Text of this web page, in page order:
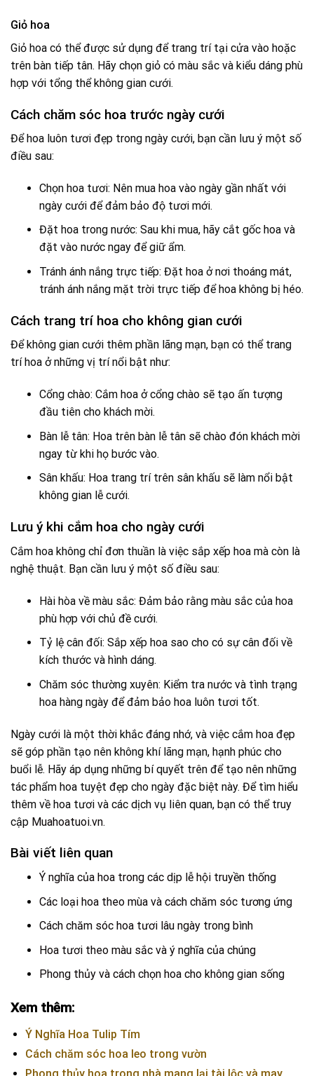
Giỏ hoa
Giỏ hoa có thể được sử dụng để trang trí tại cửa vào hoặc
trên bàn tiếp tân. Hãy chọn giỏ có màu sắc và kiểu dáng phù
hợp với tổng thể không gian cưới.
Cách chăm sóc hoa trước ngày cưới
Để hoa luôn tươi đẹp trong ngày cưới, bạn cần lưu ý một số
điều sau:
Chọn hoa tươi: Nên mua hoa vào ngày gần nhất với
ngày cưới để đảm bảo độ tươi mới.
Đặt hoa trong nước: Sau khi mua, hãy cắt gốc hoa và
đặt vào nước ngay để giữ ẩm.
Tránh ánh nắng trực tiếp: Đặt hoa ở nơi thoáng mát,
tránh ánh nắng mặt trời trực tiếp để hoa không bị héo.
Cách trang trí hoa cho không gian cưới
Để không gian cưới thêm phần lãng mạn, bạn có thể trang
trí hoa ở những vị trí nổi bật như:
Cổng chào: Cắm hoa ở cổng chào sẽ tạo ấn tượng
đầu tiên cho khách mời.
Bàn lễ tân: Hoa trên bàn lễ tân sẽ chào đón khách mời
ngay từ khi họ bước vào.
Sân khấu: Hoa trang trí trên sân khấu sẽ làm nổi bật
không gian lễ cưới.
Lưu ý khi cắm hoa cho ngày cưới
Cắm hoa không chỉ đơn thuần là việc sắp xếp hoa mà còn là
nghệ thuật. Bạn cần lưu ý một số điều sau:
Hài hòa về màu sắc: Đảm bảo rằng màu sắc của hoa
phù hợp với chủ đề cưới.
Tỷ lệ cân đối: Sắp xếp hoa sao cho có sự cân đối về
kích thước và hình dáng.
Chăm sóc thường xuyên: Kiểm tra nước và tình trạng
hoa hàng ngày để đảm bảo hoa luôn tươi tốt.
Ngày cưới là một thời khắc đáng nhớ, và việc cắm hoa đẹp
sẽ góp phần tạo nên không khí lãng mạn, hạnh phúc cho
buổi lễ. Hãy áp dụng những bí quyết trên để tạo nên những
tác phẩm hoa tuyệt đẹp cho ngày đặc biệt này. Để tìm hiểu
thêm về hoa tươi và các dịch vụ liên quan, bạn có thể truy
cập Muahoatuoi.vn.
Bài viết liên quan
Ý nghĩa của hoa trong các dịp lễ hội truyền thống
Các loại hoa theo mùa và cách chăm sóc tương ứng
Cách chăm sóc hoa tươi lâu ngày trong bình
Hoa tươi theo màu sắc và ý nghĩa của chúng
Phong thủy và cách chọn hoa cho không gian sống
Xem thêm:
Ý Nghĩa Hoa Tulip Tím
Cách chăm sóc hoa leo trong vườn